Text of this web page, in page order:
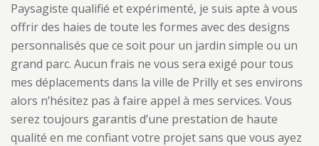
Paysagiste qualifié et expérimenté, je suis apte à vous
offrir des haies de toute les formes avec des designs
personnalisés que ce soit pour un jardin simple ou un
grand parc. Aucun frais ne vous sera exigé pour tous
mes déplacements dans la ville de Prilly et ses environs
alors n’hésitez pas à faire appel à mes services. Vous
serez toujours garantis d’une prestation de haute
qualité en me confiant votre projet sans que vous ayez